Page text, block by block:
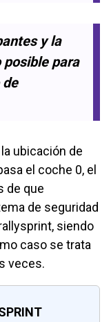
y la
para
ubicación de
el coche 0, el
de que
de seguridad
siendo
caso se trata
veces.